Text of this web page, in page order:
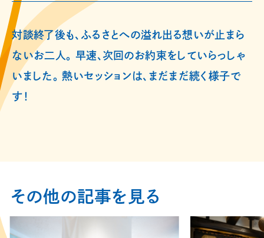
対談終了後も、ふるさとへの溢れ出る想いが止まら
ないお二人。 早速、次回のお約束をしていらっしゃ
いました。 熱いセッションは、まだまだ続く様子で
す！
その他の記事を見る